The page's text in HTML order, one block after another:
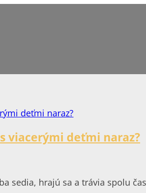
viacerými deťmi naraz?
sedia, hrajú sa a trávia spolu